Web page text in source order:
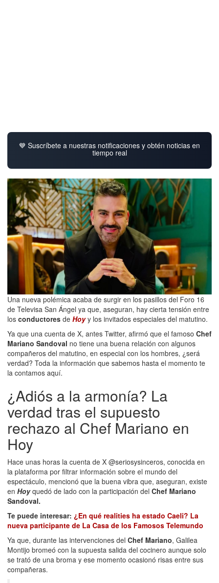
💙 Suscríbete a nuestras notificaciones y obtén noticias en
tiempo real
Una nueva polémica acaba de surgir en los pasillos del Foro 16
de Televisa San Ángel ya que, aseguran, hay cierta tensión entre
los conductores de Hoyy los invitados especiales del matutino.
Ya que una cuenta de X, antes Twitter, afirmó que el famoso Chef
Mariano Sandoval no tiene una buena relación con algunos
compañeros del matutino, en especial con los hombres, ¿será
verdad? Toda la información que sabemos hasta el momento te
la contamos aquí.
¿Adiós a la armonía? La
verdad tras el supuesto
rechazo al Chef Mariano en
Hoy
Hace unas horas la cuenta de X @seriosysinceros, conocida en
la plataforma por filtrar información sobre el mundo del
espectáculo, mencionó que la buena vibra que, aseguran, existe
en Hoyquedó de lado con la participación del Chef Mariano
Sandoval.
Te puede interesar: ¿En qué realities ha estado Caeli? La
nueva participante de La Casa de los Famosos Telemundo
Ya que, durante las intervenciones del Chef Mariano, Galilea
Montijo bromeó con la supuesta salida del cocinero aunque solo
se trató de una broma y ese momento ocasionó risas entre sus
compañeras.